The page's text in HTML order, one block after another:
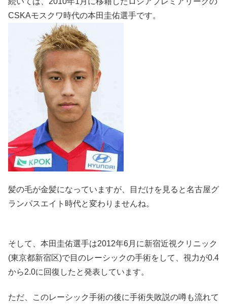
CSKAモスクワ時代の本田圭佑選手です。
髪の毛が金髪になっていますが、目だけを見ると名古屋グ
ランパスエイト時代と変わりませんね。
そして、 本田圭佑選手は2012年6月に新宿近視クリニック
(東京都新宿区)で目のレーシックの手術をして、視力が0.4
から2.0に回復したと発表しています。
ただ、このレーシック手術の後に手術失敗説の噂も流れて